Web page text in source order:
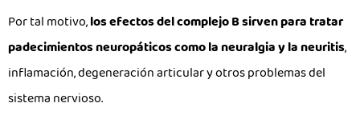
Por tal motivo,los efectos del complejo B sirven para tratar
padecimientos neuropáticos como la neuralgia y la neuritis,
inflamación, degeneración articular y otros problemas del
sistema nervioso.